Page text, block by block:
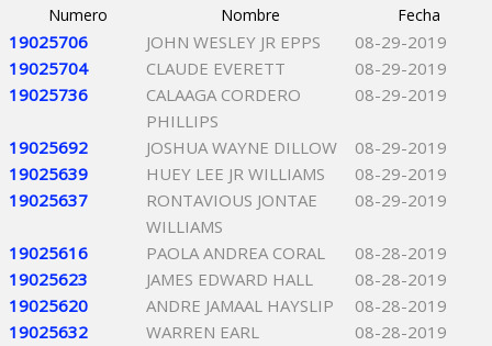
Numero Nombre Fecha
19025706 JOHN WESLEY JR EPPS
08-29-2019
19025704
CLAUDE EVERETT
08-29-2019
19025736
CALAAGA CORDERO
PHILLIPS
08-29-2019
19025692 JOSHUA WAYNE DILLOW
08-29-2019
19025639
HUEY LEE JR WILLIAMS
08-29-2019
19025637
RONTAVIOUS JONTAE
WILLIAMS
08-29-2019
19025616 PAOLA ANDREA CORAL
08-28-2019
19025623
JAMES EDWARD HALL
08-28-2019
19025620
ANDRE JAMAAL HAYSLIP
08-28-2019
19025632
WARREN EARL
08-28-2019